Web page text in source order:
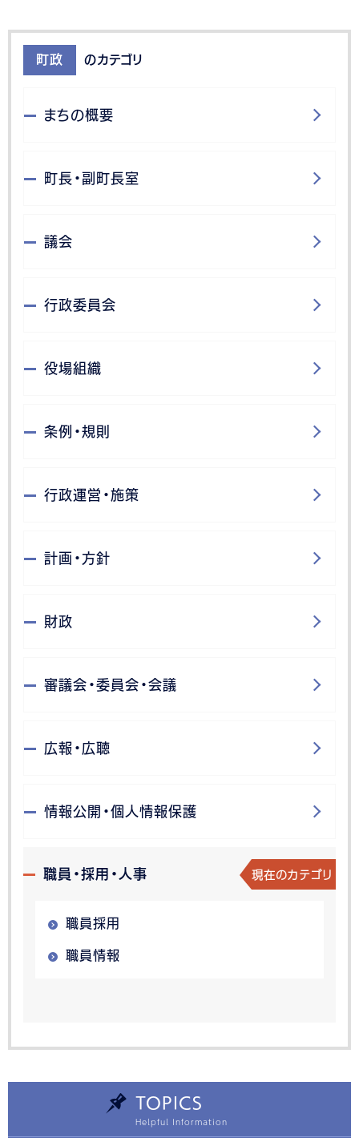
町政 のカテゴリ
まちの概要
町長・副町長室
議会
行政委員会
役場組織
条例・規則
行政運営・施策
計画・方針
財政
審議会・委員会・会議
広報・広聴
情報公開・個人情報保護
職員・採用・人事 現在のカテゴリ
職員採用
職員情報
TOPICS